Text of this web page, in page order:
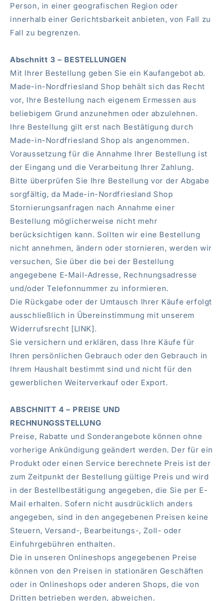
Person, in einer geografischen Region oder
innerhalb einer Gerichtsbarkeit anbieten, von Fall zu
Fall zu begrenzen.
Abschnitt 3 – BESTELLUNGEN
Mit Ihrer Bestellung geben Sie ein Kaufangebot ab.
Made-in-Nordfriesland Shop behält sich das Recht
vor, Ihre Bestellung nach eigenem Ermessen aus
beliebigem Grund anzunehmen oder abzulehnen.
Ihre Bestellung gilt erst nach Bestätigung durch
Made-in-Nordfriesland Shop als angenommen.
Voraussetzung für die Annahme Ihrer Bestellung ist
der Eingang und die Verarbeitung Ihrer Zahlung.
Bitte überprüfen Sie Ihre Bestellung vor der Abgabe
sorgfältig, da Made-in-Nordfriesland Shop
Stornierungsanfragen nach Annahme einer
Bestellung möglicherweise nicht mehr
berücksichtigen kann. Sollten wir eine Bestellung
nicht annehmen, ändern oder stornieren, werden wir
versuchen, Sie über die bei der Bestellung
angegebene E-Mail-Adresse, Rechnungsadresse
und/oder Telefonnummer zu informieren.
Die Rückgabe oder der Umtausch Ihrer Käufe erfolgt
ausschließlich in Übereinstimmung mit unserem
Widerrufsrecht [LINK].
Sie versichern und erklären, dass Ihre Käufe für
Ihren persönlichen Gebrauch oder den Gebrauch in
Ihrem Haushalt bestimmt sind und nicht für den
gewerblichen Weiterverkauf oder Export.
ABSCHNITT 4 – PREISE UND
RECHNUNGSSTELLUNG
Preise, Rabatte und Sonderangebote können ohne
vorherige Ankündigung geändert werden. Der für ein
Produkt oder einen Service berechnete Preis ist der
zum Zeitpunkt der Bestellung gültige Preis und wird
in der Bestellbestätigung angegeben, die Sie per E-
Mail erhalten. Sofern nicht ausdrücklich anders
angegeben, sind in den angegebenen Preisen keine
Steuern, Versand-, Bearbeitungs-, Zoll- oder
Einfuhrgebühren enthalten.
Die in unseren Onlineshops angegebenen Preise
können von den Preisen in stationären Geschäften
oder in Onlineshops oder anderen Shops, die von
Dritten betrieben werden, abweichen.